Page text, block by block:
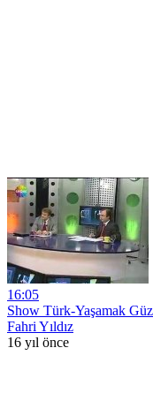
16:05
Show Türk-Yaşamak
Fahri Yıldız
16 yıl önce